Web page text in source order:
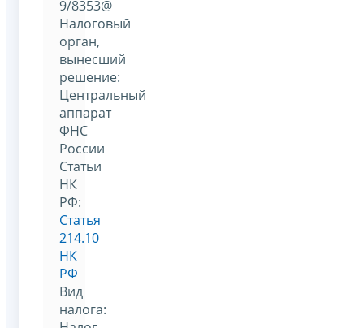
9/8353@
Налоговый
орган,
вынесший
решение:
Центральный
аппарат
ФНС
России
Статьи
НК
РФ:
Статья
214.10
НК
РФ
Вид
налога: